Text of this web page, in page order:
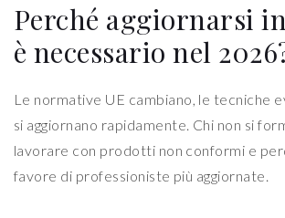
Perché aggiornarsi
è necessario nel
Le normative UE cambiano, le tecniche
si aggiornano rapidamente. Chi non si
lavorare con prodotti non conformi e
favore di professioniste più aggiornate.